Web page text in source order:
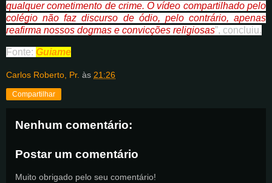
qualquer cometimento de crime. O vídeo compartilhado pelo
colégio não faz discurso de ódio, pelo contrário, apenas
reafirma nossos dogmas e convicções religiosas”, concluiu.
Fonte: Guiame
Carlos Roberto, Pr. às 21:26
Compartilhar
Nenhum comentário:
Postar um comentário
Muito obrigado pelo seu comentário!